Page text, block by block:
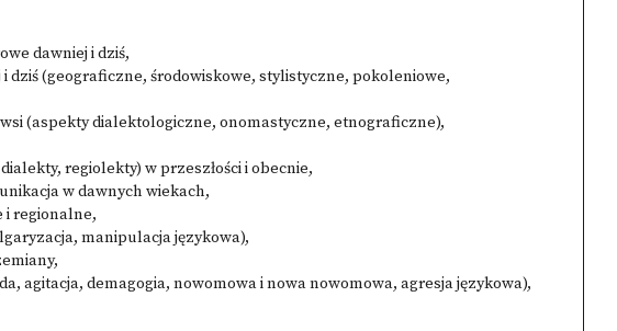
dawniej i dziś,
dziś (geograficzne, środowiskowe, stylistyczne, pokoleniowe,
(aspekty dialektologiczne, onomastyczne, etnograficzne),
regiolekty) w przeszłości i obecnie,
w dawnych wiekach,
i regionalne,
manipulacja językowa),
agitacja, demagogia, nowomowa i nowa nowomowa, agresja językowa),